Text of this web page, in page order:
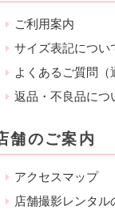
ご利用案内
サイズ表記につい
よくあるご質問（
返品・不良品につ
舗のご案内
アクセスマップ
店舗撮影レンタル